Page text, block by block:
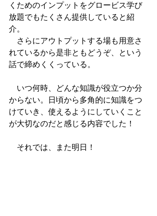
くためのインプットをグロービス学び
放題でもたくさん提供していると紹
介。
さらにアウトプットする場も用意さ
れているから是非ともどうぞ、という
話で締めくくっている。
いつ何時、どんな知識が役立つか分
からない。日頃から多角的に知識をつ
けていき、使えるようにしていくこと
が大切なのだと感じる内容でした！
それでは、また明日！